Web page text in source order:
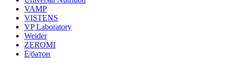
VAMP
VISTENS
VP Laboratory
Weider
ZEROMI
Ё|батон